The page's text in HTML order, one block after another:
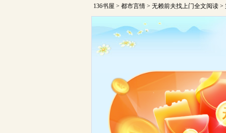
136书屋 > 都市言情 > 无赖前夫找上门全文阅读 >